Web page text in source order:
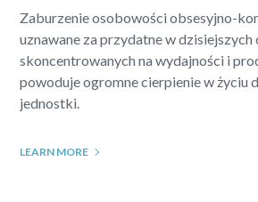
Zaburzenie osobowości obsesyjno-
uznawane za przydatne w dzisiejszych
skoncentrowanych na wydajności i
powoduje ogromne cierpienie w życiu
jednostki.
LEARN MORE